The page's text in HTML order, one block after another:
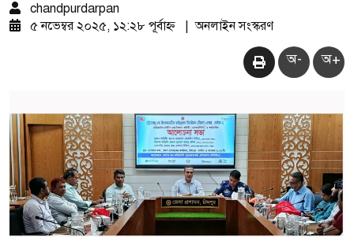
chandpurdarpan
৫ নভেম্বর ২০২৫, ১২:২৮ পূর্বাহ্ন
অনলাইন সংস্করণ
অ- অ+